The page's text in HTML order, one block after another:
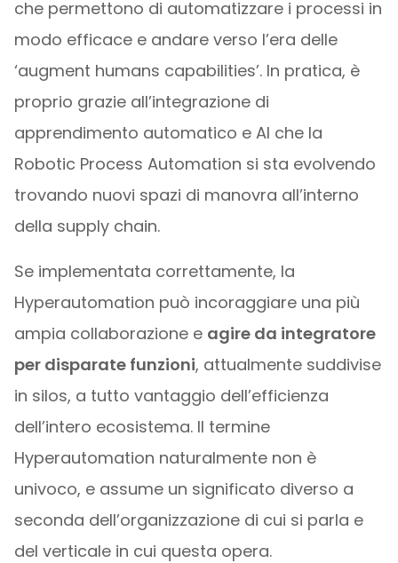
che permettono di automatizzare i processi in
modo efficace e andare verso l’era delle
‘augment humans capabilities’. In pratica, è
proprio grazie all’integrazione di
apprendimento automatico e AI che la
Robotic Process Automation si sta evolvendo
trovando nuovi spazi di manovra all’interno
della supply chain.
Se implementata correttamente, la
Hyperautomation può incoraggiare una più
ampia collaborazione e agire da integratore
per disparate funzioni, attualmente suddivise
in silos, a tutto vantaggio dell’efficienza
dell’intero ecosistema. Il termine
Hyperautomation naturalmente non è
univoco, e assume un significato diverso a
seconda dell’organizzazione di cui si parla e
del verticale in cui questa opera.